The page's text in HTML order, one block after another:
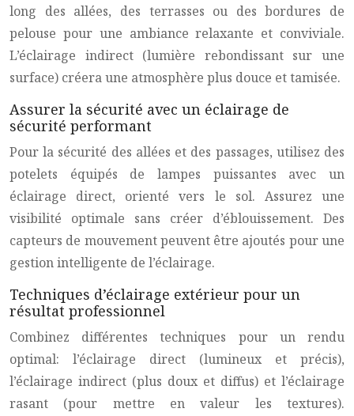
long des allées, des terrasses ou des bordures de
pelouse pour une ambiance relaxante et conviviale.
L’éclairage indirect (lumière rebondissant sur une
surface) créera une atmosphère plus douce et tamisée.
Assurer la sécurité avec un éclairage de
sécurité performant
Pour la sécurité des allées et des passages, utilisez des
potelets équipés de lampes puissantes avec un
éclairage direct, orienté vers le sol. Assurez une
visibilité optimale sans créer d’éblouissement. Des
capteurs de mouvement peuvent être ajoutés pour une
gestion intelligente de l’éclairage.
Techniques d’éclairage extérieur pour un
résultat professionnel
Combinez différentes techniques pour un rendu
optimal: l’éclairage direct (lumineux et précis),
l’éclairage indirect (plus doux et diffus) et l’éclairage
rasant (pour mettre en valeur les textures).